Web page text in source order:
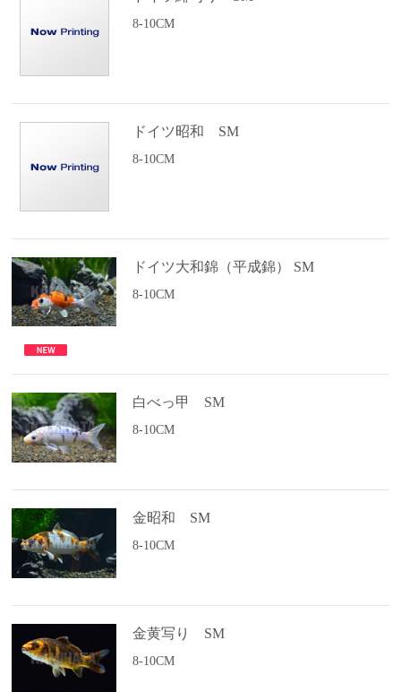
8-10CM
ドイツ昭和 SM
8-10CM
ドイツ大和錦（平成錦） SM
8-10CM
白べっ甲 SM
8-10CM
金昭和 SM
8-10CM
金黄写り SM
8-10CM